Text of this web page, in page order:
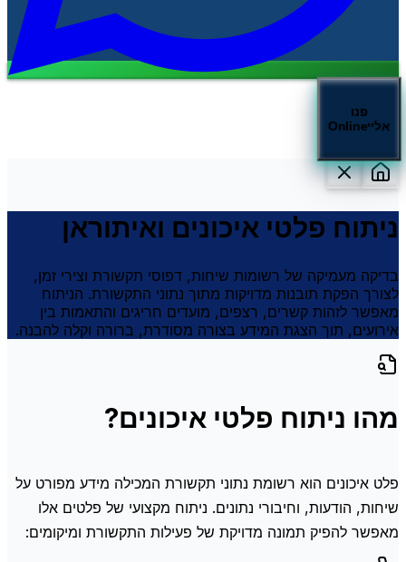
פנו
אלייOnline
ניתוח פלטי איכונים ואיתוראן
בדיקה מעמיקה של רשומות שיחות, דפוסי תקשורת וצירי זמן,
לצורך הפקת תובנות מדויקות מתוך נתוני התקשורת. הניתוח
מאפשר לזהות קשרים, רצפים, מועדים חריגים והתאמות בין
אירועים, תוך הצגת המידע בצורה מסודרת, ברורה וקלה להבנה.
מהו ניתוח פלטי איכונים?
פלט איכונים הוא רשומת נתוני תקשורת המכילה מידע מפורט על
שיחות, הודעות, וחיבורי נתונים. ניתוח מקצועי של פלטים אלו
מאפשר להפיק תמונה מדויקת של פעילות התקשורת ומיקומים: